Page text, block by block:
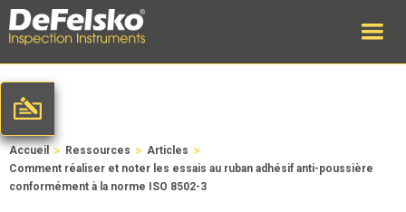
Accueil > Ressources > Articles >
Comment réaliser et noter les essais au ruban adhésif anti-poussière
conformément à la norme ISO 8502-3